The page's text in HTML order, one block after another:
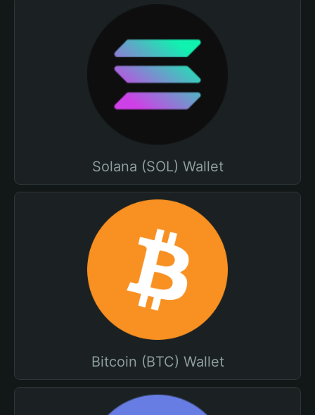
Solana (SOL) Wallet
Bitcoin (BTC) Wallet